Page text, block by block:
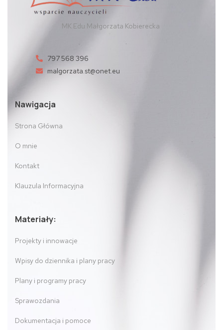
MK Edu Małgorzata Kobierecka
797 568 396
malgorzata.st@onet.eu
Nawigacja
Strona Główna
O mnie
Kontakt
Klauzula Informacyjna
Materiały:
Projekty i innowacje
Wpisy do dziennika i plany pracy
Plany i programy pracy
Sprawozdania
Dokumentacja i pomoce